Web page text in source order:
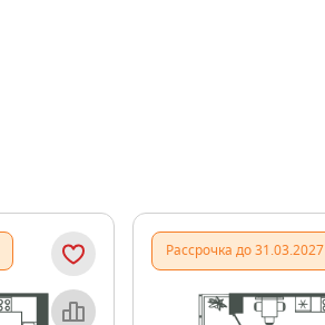
Рассрочка до 31.03.2027